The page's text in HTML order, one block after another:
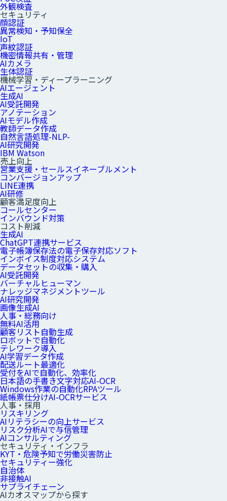
外観検査
セキュリティ
顔認証
異常検知・予知保全
IoT
声紋認証
機密情報共有・管理
AIカメラ
生体認証
機械学習・ディープラーニング
AIエージェント
生成AI
AI受託開発
アノテーション
AIモデル作成
教師データ作成
自然言語処理-NLP-
AI研究開発
IBM Watson
売上向上
営業支援・セールスイネーブルメント
コンバージョンアップ
LINE連携
AI研修
顧客満足度向上
コールセンター
インバウンド対策
コスト削減
生成AI
ChatGPT連携サービス
電子帳簿保存法の電子保存対応ソフト
インボイス制度対応システム
データセットの収集・購入
AI受託開発
バーチャルヒューマン
ナレッジマネジメントツール
AI研究開発
画像生成AI
人事・総務向け
無料AI活用
顧客リスト自動生成
ロボットで自動化
テレワーク導入
AI学習データ作成
配送ルート最適化
受付をAIで自動化、効率化
日本語の手書き文字対応AI-OCR
Windows作業の自動化RPAツール
紙帳票仕分けAI-OCRサービス
人事・採用
リスキリング
AIリテラシーの向上サービス
リスク分析AIで与信管理
AIコンサルティング
セキュリティ・インフラ
KYT・危険予知で労働災害防止
セキュリティー強化
自治体
非接触AI
サプライチェーン
AIカオスマップから探す